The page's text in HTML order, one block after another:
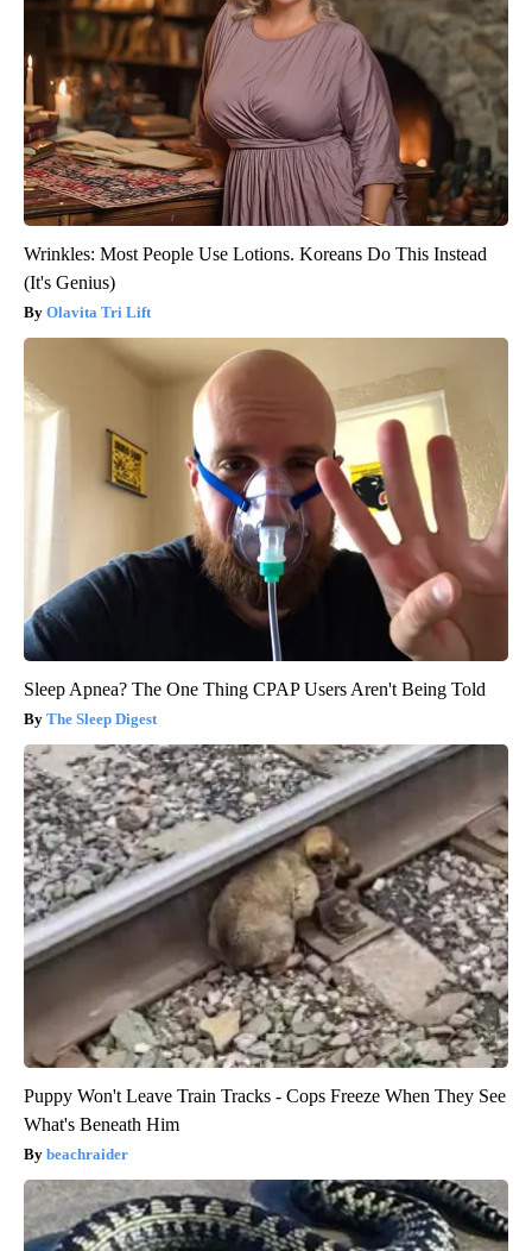
Wrinkles: Most People Use Lotions. Koreans Do This Instead
(It's Genius)
Olavita Tri Lift
Sleep Apnea? The One Thing CPAP Users Aren't Being Told
The Sleep Digest
Puppy Won't Leave Train Tracks - Cops Freeze When They See
What's Beneath Him
beachraider